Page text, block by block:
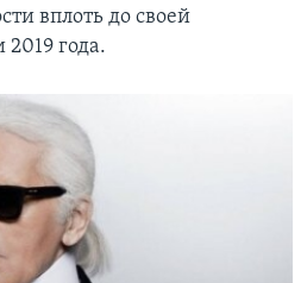
вплоть до своей
года.